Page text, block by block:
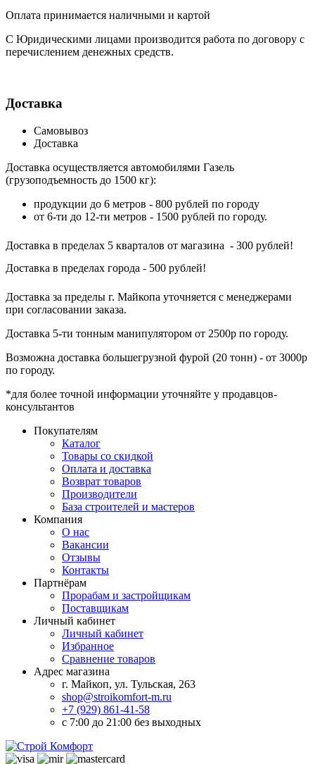
Оплата принимается наличными и картой
С Юридическими лицами производится работа по договору с
перечислением денежных средств.
Доставка
Самовывоз
Доставка
Доставка осуществляется автомобилями Газель
(грузоподъемность до 1500 кг):
продукции до 6 метров - 800 рублей по городу
от 6-ти до 12-ти метров - 1500 рублей по городу.
Доставка в пределах 5 кварталов от магазина - 300 рублей!
Доставка в пределах города - 500 рублей!
Доставка за пределы г. Майкопа уточняется с менеджерами
при согласовании заказа.
Доставка 5-ти тонным манипулятором от 2500р по городу.
Возможна доставка большегрузной фурой (20 тонн) - от 3000р
по городу.
*для более точной информации уточняйте у продавцов-
консультантов
Покупателям
Каталог
Товары со скидкой
Оплата и доставка
Возврат товаров
Производители
База строителей и мастеров
Компания
О нас
Вакансии
Отзывы
Контакты
Партнёрам
Прорабам и застройщикам
Поставщикам
Личный кабинет
Личный кабинет
Избранное
Сравнение товаров
Адрес магазина
г. Майкоп, ул. Тульская, 263
shop@stroikomfort-m.ru
+7 (929) 861-41-58
с 7:00 до 21:00 без выходных